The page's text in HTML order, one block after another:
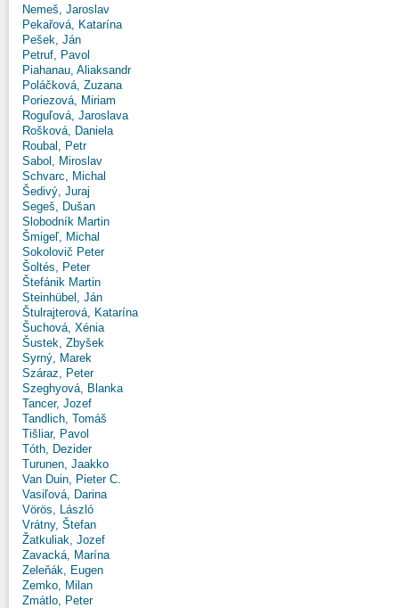
Nemeš, Jaroslav
Pekařová, Katarína
Pešek, Ján
Petruf, Pavol
Piahanau, Aliaksandr
Poláčková, Zuzana
Poriezová, Miriam
Roguľová, Jaroslava
Rošková, Daniela
Roubal, Petr
Sabol, Miroslav
Schvarc, Michal
Šedivý, Juraj
Segeš, Dušan
Slobodník Martin
Šmigeľ, Michal
Sokolovič Peter
Šoltés, Peter
Štefánik Martin
Steinhübel, Ján
Štulrajterová, Katarína
Šuchová, Xénia
Šustek, Zbyšek
Syrný, Marek
Száraz, Peter
Szeghyová, Blanka
Tancer, Jozef
Tandlich, Tomáš
Tišliar, Pavol
Tóth, Dezider
Turunen, Jaakko
Van Duin, Pieter C.
Vasiľová, Darina
Vörös, László
Vrátny, Štefan
Žatkuliak, Jozef
Zavacká, Marína
Zeleňák, Eugen
Zemko, Milan
Zmátlo, Peter